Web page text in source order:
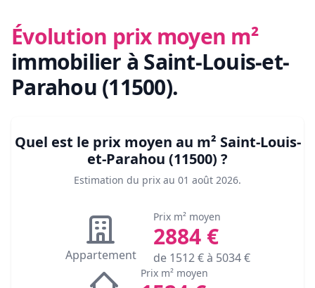
Évolution prix moyen m²
immobilier à Saint-Louis-et-
Parahou (11500).
Quel est le prix moyen au m² Saint-Louis-
et-Parahou (11500) ?
Estimation du prix au 01 août 2026.
Appartement
Prix m² moyen
2884€
de 1512€ à 5034€
Prix m² moyen